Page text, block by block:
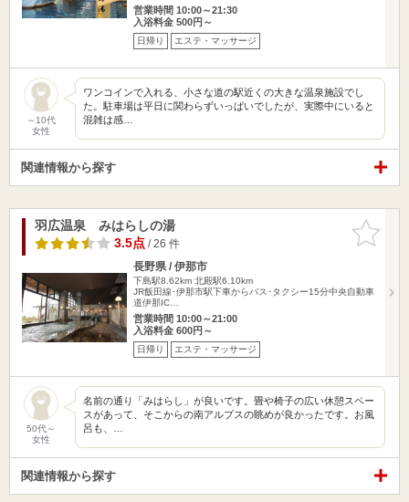
営業時間 10:00～21:30
入浴料金 500円～
日帰り エステ・マッサージ
～10代
女性
ワンコインで入れる、小さな道の駅近くの大きな温泉施設でし
た。駐車場は平日に関わらずいっぱいでしたが、実際中にいると
混雑は感…
関連情報から探す
お気に入
りに追加
羽広温泉 みはらしの湯
3.5点/ 26 件
長野県 / 伊那市
下島駅8.62km 北殿駅6.10km
JR飯田線･伊那市駅下車からバス･タクシー15分中央自動車
道伊那IC…
営業時間 10:00～21:00
入浴料金 600円～
日帰り エステ・マッサージ
50代～
女性
名前の通り「みはらし」が良いです。畳や椅子の広い休憩スペー
スがあって、そこからの南アルプスの眺めが良かったです。お風
呂も、…
関連情報から探す